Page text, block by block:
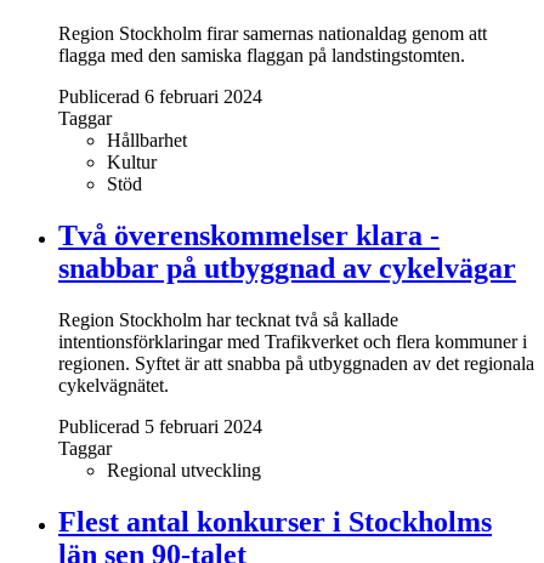
Region Stockholm firar samernas nationaldag genom att
flagga med den samiska flaggan på landstingstomten.
Publicerad 6 februari 2024
Taggar
Hållbarhet
Kultur
Stöd
Två överenskommelser klara -
snabbar på utbyggnad av cykelvägar
Region Stockholm har tecknat två så kallade
intentionsförklaringar med Trafikverket och flera kommuner i
regionen. Syftet är att snabba på utbyggnaden av det regionala
cykelvägnätet.
Publicerad 5 februari 2024
Taggar
Regional utveckling
Flest antal konkurser i Stockholms
län sen 90-talet